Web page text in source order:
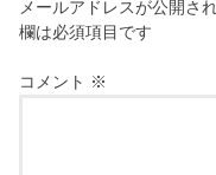
メールアドレスが公開さ
欄は必須項目です
コメント ※